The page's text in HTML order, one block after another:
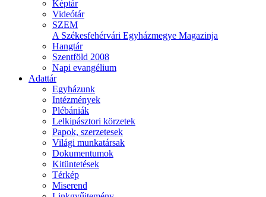
Képtár
Videótár
SZEM
A Székesfehérvári Egyházmegye Magazinja
Hangtár
Szentföld 2008
Napi evangélium
Adattár
Egyházunk
Intézmények
Plébániák
Lelkipásztori körzetek
Papok, szerzetesek
Világi munkatársak
Dokumentumok
Kitüntetések
Térkép
Miserend